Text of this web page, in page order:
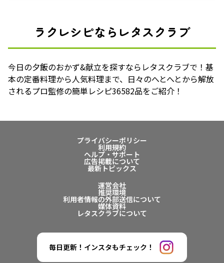
ラクレシピならレタスクラブ
今日の夕飯のおかず&献立を探すならレタスクラブで！基
本の定番料理から人気料理まで、日々のへとへとから解放
されるプロ監修の簡単レシピ36582品をご紹介！
プライバシーポリシー
利用規約
ヘルプ・サポート
広告掲載について
最新トピックス
運営会社
推奨環境
利用者情報の外部送信について
媒体資料
レタスクラブについて
毎日更新！インスタもチェック！